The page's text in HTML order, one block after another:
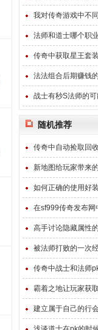
我对传奇游戏中不
法师和道士哪个职
传奇中获取星王套
法法组合后期赚钱
战士有秒S法师的可
随机推荐
传奇中自动捡取回
新地图给玩家带来
如何正确的使用好
在sf999传奇发布网
高手讨论隐藏属性
被法师打败的一次
传奇中战士和法师
霸着之地让玩家获
建立属于自己的行